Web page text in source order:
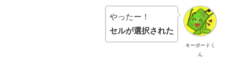
キーボードく
ん
やったー！
セルが選択された